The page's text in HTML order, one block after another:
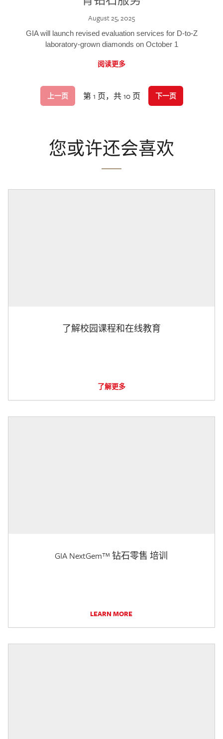
August 25, 2025
GIA will launch revised evaluation services for D-to-Z
laboratory-grown diamonds on October 1
阅读更多
上一页 第 1 页，共 10 页 下一页
您或许还会喜欢
了解校园课程和在线教育
了解更多
GIA NextGem™ 钻石零售 培训
LEARN MORE